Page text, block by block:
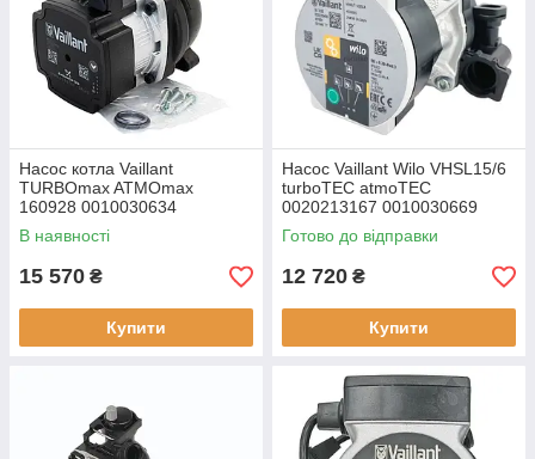
Насос котла Vaillant
TURBOmax ATMOmax
160928 0010030634
В наявності
15 570 ₴
Купити
Насос Vaillant Wilo VHSL15/6
turboTEC atmoTEC
0020213167 0010030669
Готово до відправки
12 720 ₴
Купити